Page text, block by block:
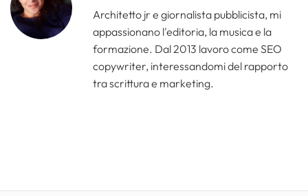
Architetto jr e giornalista pubblicista, mi
appassionano l'editoria, la musica e la
formazione. Dal 2013 lavoro come SEO
copywriter, interessandomi del rapporto
tra scrittura e marketing.